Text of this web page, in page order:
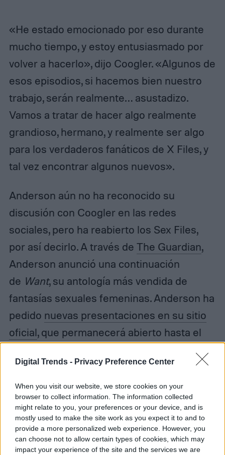
Digital Trends - Privacy Preference Center
When you visit our website, we store cookies on your
browser to collect information. The information collected
might relate to you, your preferences or your device, and is
mostly used to make the site work as you expect it to and to
provide a more personalized web experience. However, you
can choose not to allow certain types of cookies, which may
impact your experience of the site and the services we are
«He estado emocionado por eso durante
mucho tiempo, y estoy entusiasmado por
volver a hacerlo», dijo Coogler. «Algunos de
esos episodios, si hacemos bien nuestro
trabajo, serán realmente… asustadizo.
Vamos a tratar de hacer algo realmente
grandioso, hermano, y realmente ser algo
para los verdaderos fanáticos de X Files, y
tal vez encontrar algunos nuevos».
Anderson aún no ha reconocido su
discusión con Coogler en las redes
sociales, pero ha reabierto los Sex Files,
por así decirlo. A través de The Guardian,
Anderson anunció una continuación
de Want, su antología más vendida de
fantasías sexuales femeninas. Anderson ha
pedido nuevas presentaciones en su sitio
oficial, que permanecerá abierto hasta el
Diego Bastarrica
Senior Editor